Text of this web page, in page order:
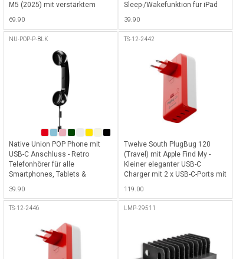
M5 (2025) mit verstärktem
für Apple Pencil - Schwarz
69.90
Sleep-/Wakefunktion für iPad
Rückseite und genialer Apple
39.90
NU-POP-P-BLK
Native Union POP Phone mit
USB-C Anschluss - Retro
Telefonhörer für alle
Smartphones, Tablets &
ideal für klare Gespräche mit
hochwertigem Mikrofon &
Videoanrufe & Online-
Meetings) - Black
39.90
TS-12-2442
Twelve South PlugBug 120
(Travel) mit Apple Find My -
Kleiner eleganter USB-C
Charger mit 2 x USB-C-Ports mit
kompatibel mit Apple Find My
Netzwerk für alle iOS Geräte
119.00
TS-12-2446 LMP-29511